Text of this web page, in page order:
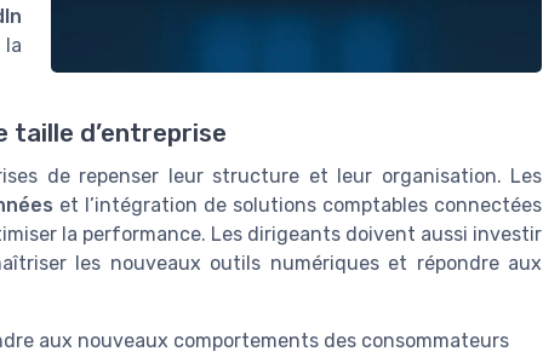
taille d’entreprise
de repenser leur structure et leur organisation. Les
et l’intégration de solutions comptables connectées
la performance. Les dirigeants doivent aussi investir
les nouveaux outils numériques et répondre aux
aux nouveaux comportements des consommateurs